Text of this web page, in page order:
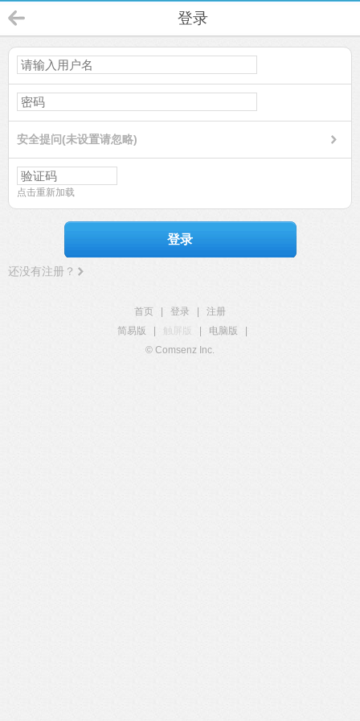
登录
安全提问(未设置请忽略)
点击重新加载
登录
还没有注册？
首页 登录
注册
简易版
触屏版 电脑版
© Comsenz Inc.